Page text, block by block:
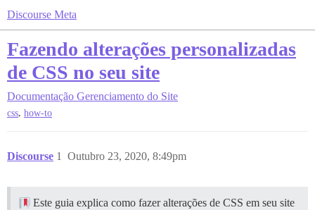
Discourse Meta
Fazendo alterações personalizadas
de CSS no seu site
Documentação Gerenciamento do Site
css, how-to
Discourse Outubro 23, 2020, 8:49pm
1
Este guia explica como fazer alterações de CSS em seu site